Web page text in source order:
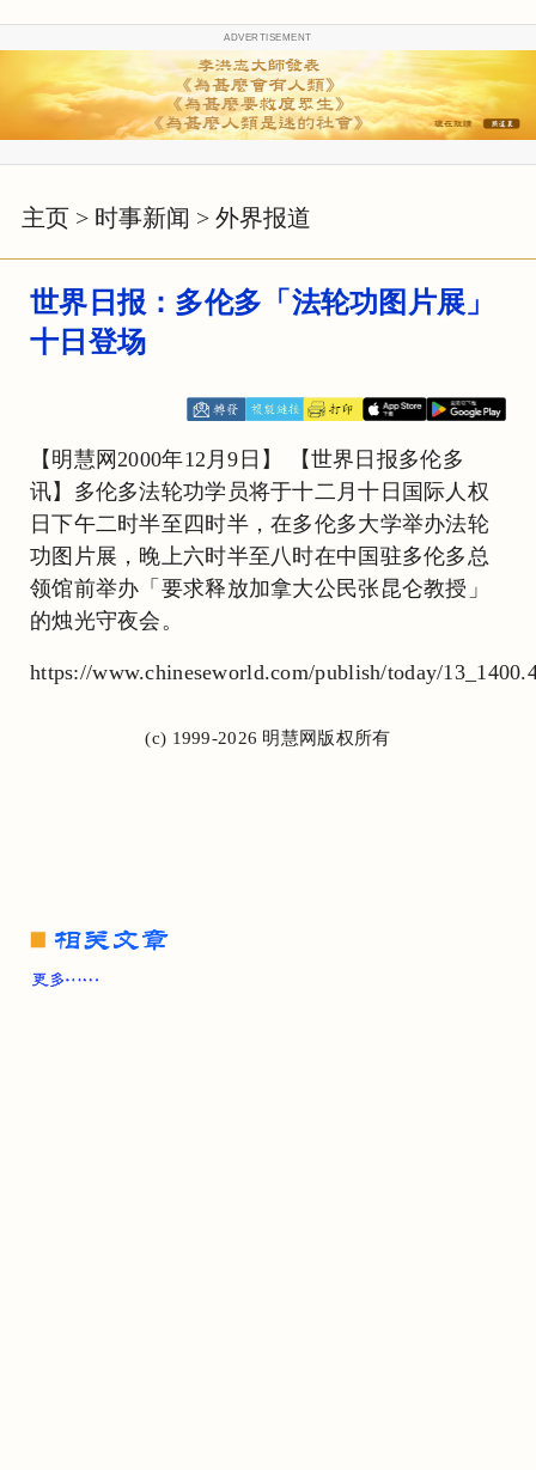
ADVERTISEMENT
主页 > 时事新闻 > 外界报道
世界日报：多伦多「法轮功图片展」
十日登场
【明慧网2000年12月9日】 【世界日报多伦多
讯】多伦多法轮功学员将于十二月十日国际人权
日下午二时半至四时半，在多伦多大学举办法轮
功图片展，晚上六时半至八时在中国驻多伦多总
领馆前举办「要求释放加拿大公民张昆仑教授」
的烛光守夜会。
https://www.chineseworld.com/publish/today/
(c) 1999-2026 明慧网版权所有